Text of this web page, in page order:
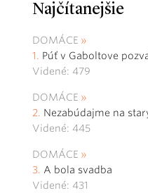
Najčítanejšie
DOMÁCE
Púť v Gaboltove
Videné: 479
DOMÁCE
Nezabúdajme na
Videné: 445
DOMÁCE
A bola svadba
Videné: 431